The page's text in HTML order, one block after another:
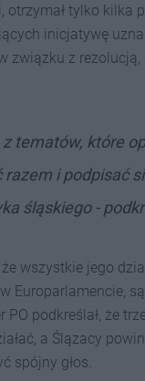
otrzymał tylko kilka
inicjatywę
związku z
z tematów, które
razem i podpisać
śląskiego -
wszystkie jego
Europarlamencie,
PO podkreślał, że
a Ślązacy
spójny głos.